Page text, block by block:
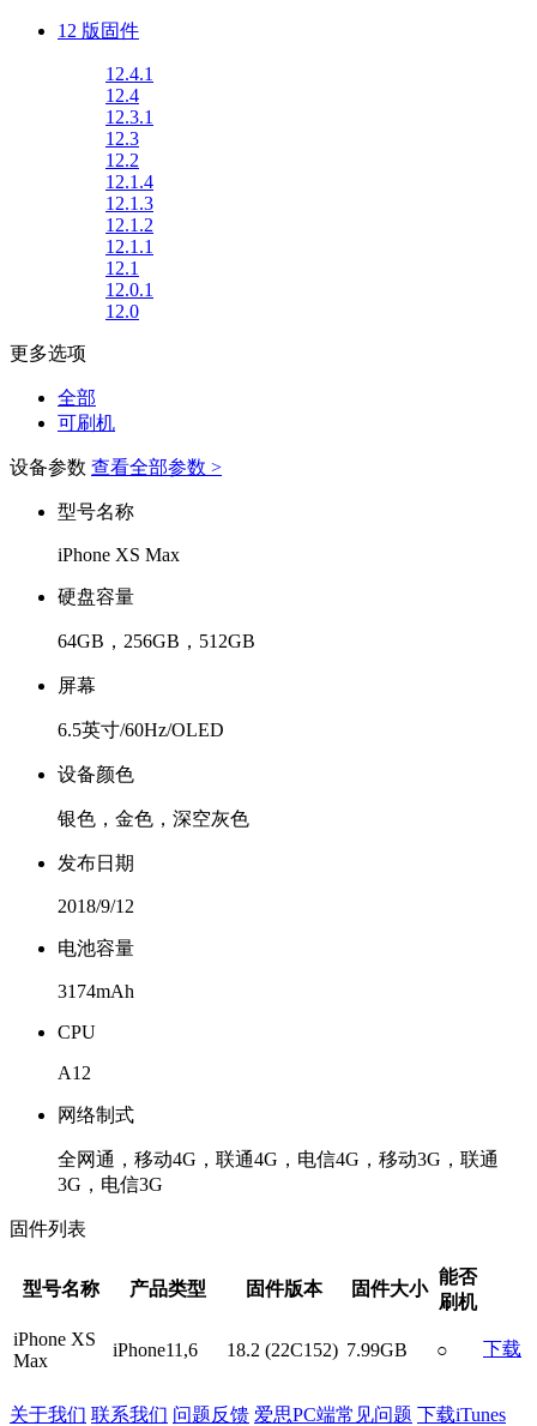
12 版固件
12.4.1
12.4
12.3.1
12.3
12.2
12.1.4
12.1.3
12.1.2
12.1.1
12.1
12.0.1
12.0
更多选项
全部
可刷机
设备参数 查看全部参数 >
型号名称
iPhone XS Max
硬盘容量
64GB，256GB，512GB
屏幕
6.5英寸/60Hz/OLED
设备颜色
银色，金色，深空灰色
发布日期
2018/9/12
电池容量
3174mAh
CPU
A12
网络制式
全网通，移动4G，联通4G，电信4G，移动3G，联通
3G，电信3G
固件列表
型号名称 产品类型 固件版本 固件大小
能否
刷机
iPhone XS
Max
iPhone11,6 18.2 (22C152) 7.99GB ○ 下载
关于我们 联系我们 问题反馈 爱思PC端常见问题 下载iTunes